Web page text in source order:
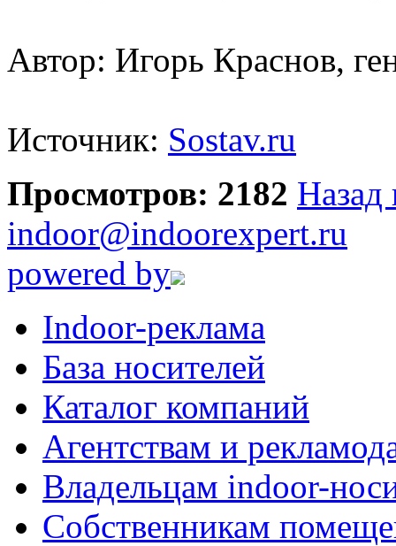
Автор: Игорь Краснов,
Источник: Sostav.ru
Просмотров: 2182 Назад
indoor@indoorexpert.ru
powered by
Indoor-реклама
База носителей
Каталог компаний
Агентствам и
Владельцам indoor-
Собственникам